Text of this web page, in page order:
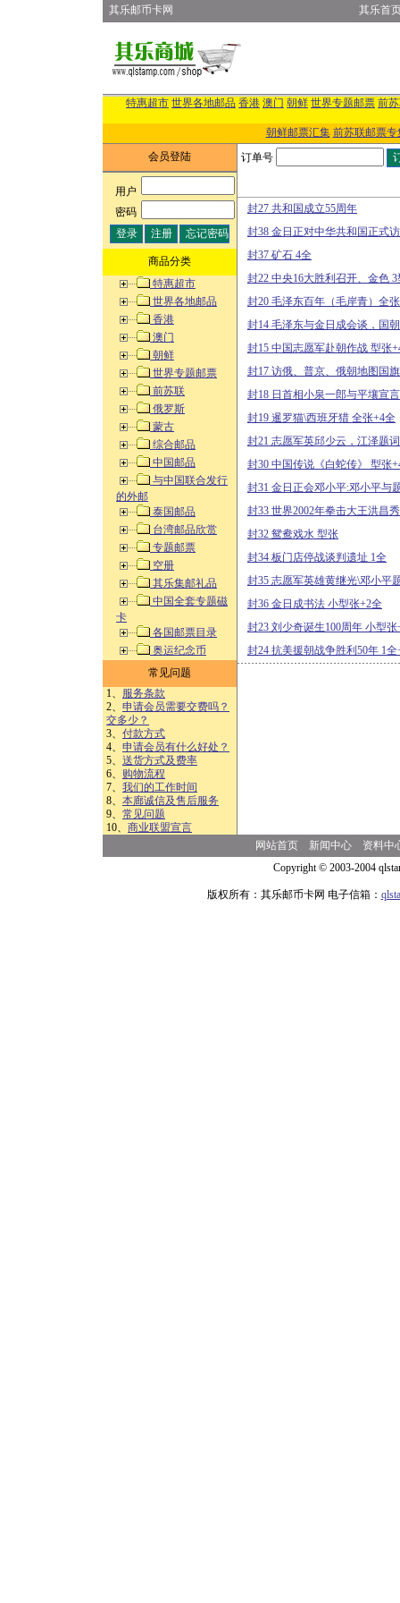
其乐邮币卡网 其乐首
特惠超市 世界各地邮品 香港 澳门 朝鲜 世界专题邮票 前
朝鲜邮票汇集 前苏联邮票专
会员登陆
用户:
密码:
商品分类
特惠超市
世界各地邮品
香港
澳门
朝鲜
世界专题邮票
前苏联
俄罗斯
蒙古
综合邮品
中国邮品
与中国联合发行
的外邮
泰国邮品
台湾邮品欣赏
专题邮票
空册
其乐集邮礼品
中国全套专题磁
卡
各国邮票目录
奥运纪念币
常见问题
1、 服务条款
2、 申请会员需要交费吗？
交多少？
3、 付款方式
4、 申请会员有什么好处？
5、 送货方式及费率
6、 购物流程
7、 我们的工作时间
8、 本廊诚信及售后服务
9、 常见问题
10、 商业联盟宣言
订单号
封27 共和国成立55周年
封38 金日正对中华共和国正式
封37 矿石 4全
封22 中央16大胜利召开、金色 3
封20 毛泽东百年（毛岸青）全
封14 毛泽东与金日成会谈，国
封15 中国志愿军赴朝作战 型张
封17 访俄、普京、俄朝地图国
封18 日首相小泉一郎与平壤宣
封19 暹罗猫\西班牙猎 全张+4全
封21 志愿军英邱少云，江泽题
封30 中国传说《白蛇传》 型张
封31 金日正会邓小平:邓小平与
封33 世界2002年拳击大王洪昌
封32 鸳鸯戏水 型张
封34 板门店停战谈判遗址 1全
封35 志愿军英雄黄继光\邓小平
封36 金日成书法 小型张+2全
封23 刘少奇诞生100周年 小型张
封24 抗美援朝战争胜利50年 1
网站首页 新闻中心
资料中
Copyright © 2003-2004
版权所有：其乐邮币卡网 电子信箱：